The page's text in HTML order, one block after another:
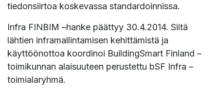
tiedonsiirtoa koskevassa standardoinnissa.
Infra FINBIM –hanke päättyy 30.4.2014. Siitä
lähtien inframallintamisen kehittämistä ja
käyttöönottoa koordinoi BuildingSmart Finland –
toimikunnan alaisuuteen perustettu bSF Infra –
toimialaryhmä.